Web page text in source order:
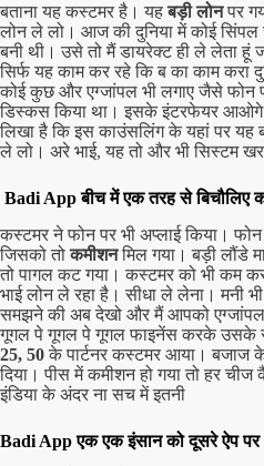
बताना यह कस्टमर है। यहबड़ी लोनपर
लोन ले लो। आज की दुनिया में कोई सिंपल
बनी थी। उसे तो मैं डायरेक्ट ही ले लेता
सिर्फ यह काम कर रहे कि ब का काम करा
कोई कुछ और एग्जांपल भी लगाए जैसे फोन
डिस्कस किया था। इसके इंटरफेयर
लिखा है कि इस काउंसलिंग के यहां पर यह
ले लो। अरे भाई, यह तो और भी सिस्टम
Badi App बीच में एक तरह से बिचौलिए
कस्टमर ने फोन पर भी अप्लाई किया।
जिसको तोकमीशनमिल गया। बड़ी लौंडे
तो पागल कट गया। कस्टमर को भी कम
भाई लोन ले रहा है। सीधा ले लेना। मनी
समझने की अब देखो और मैं आपको
गूगल पे गूगल पे गूगल फाइनेंस करके
25, 50के पार्टनर कस्टमर आया। बजाज
दिया। पीस में कमीशन हो गया तो हर चीज
इंडिया के अंदर ना सच में इतनी
Badi App एक एक इंसान को दूसरे ऐप पर